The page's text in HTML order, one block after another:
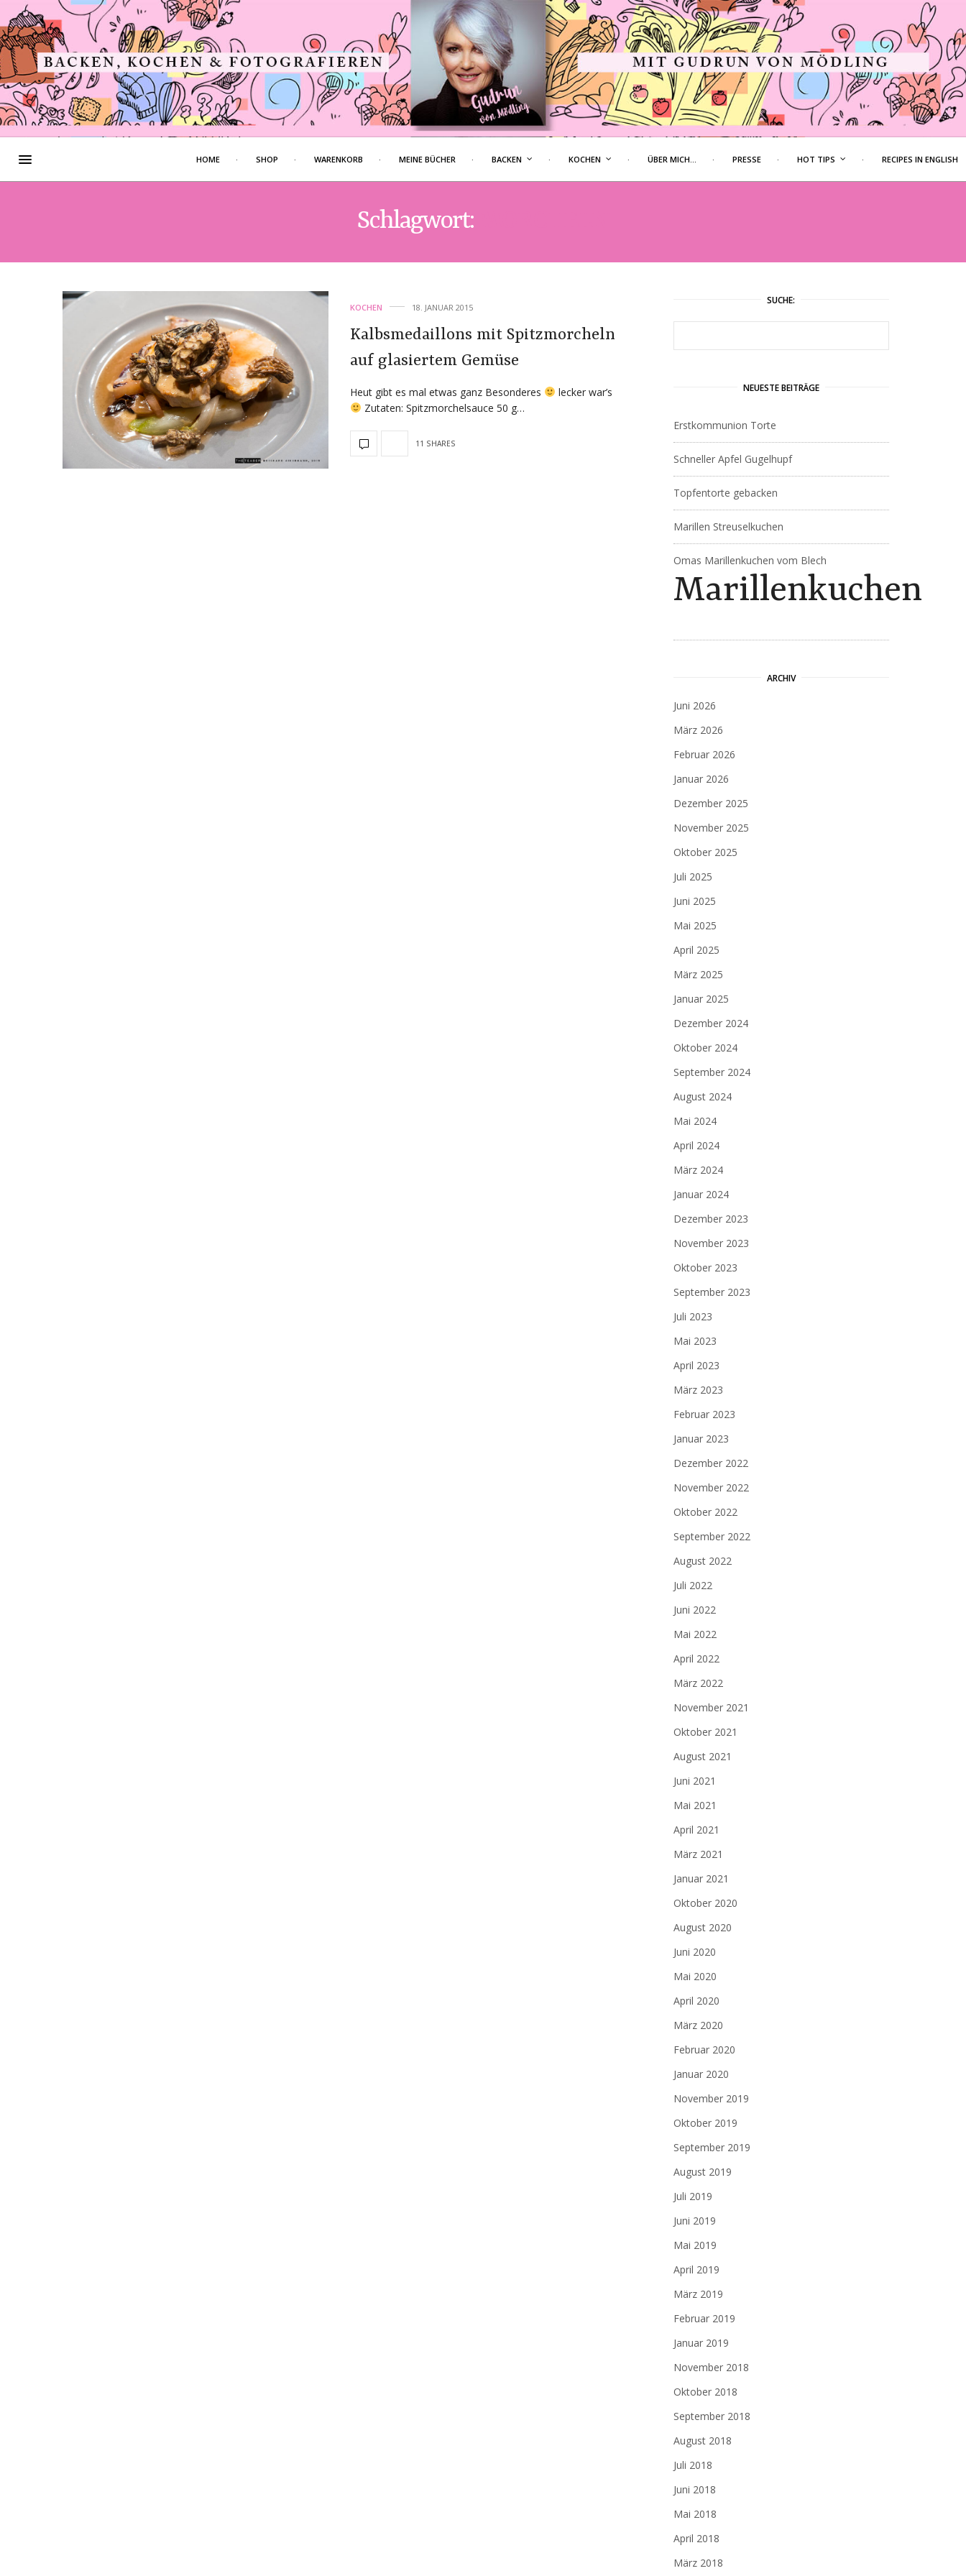
HOME SHOP WARENKORB MEINE BÜCHER BACKEN KOCHEN ÜBER MICH… PRESSE HOT TIPS RECIPES IN ENGLISH
Schlagwort:
KOCHEN 18. JANUAR 2015
Kalbsmedaillons mit Spitzmorcheln
auf glasiertem Gemüse
Heut gibt es mal etwas ganz Besonderes
lecker war’s
Zutaten: Spitzmorchelsauce 50 g…
11 SHARES
SUCHE:
NEUESTE BEITRÄGE
Erstkommunion Torte
Schneller Apfel Gugelhupf
Topfentorte gebacken
Marillen Streuselkuchen
Omas Marillenkuchen vom Blech
Marillenkuchen
ARCHIV
Juni 2026
März 2026
Februar 2026
Januar 2026
Dezember 2025
November 2025
Oktober 2025
Juli 2025
Juni 2025
Mai 2025
April 2025
März 2025
Januar 2025
Dezember 2024
Oktober 2024
September 2024
August 2024
Mai 2024
April 2024
März 2024
Januar 2024
Dezember 2023
November 2023
Oktober 2023
September 2023
Juli 2023
Mai 2023
April 2023
März 2023
Februar 2023
Januar 2023
Dezember 2022
November 2022
Oktober 2022
September 2022
August 2022
Juli 2022
Juni 2022
Mai 2022
April 2022
März 2022
November 2021
Oktober 2021
August 2021
Juni 2021
Mai 2021
April 2021
März 2021
Januar 2021
Oktober 2020
August 2020
Juni 2020
Mai 2020
April 2020
März 2020
Februar 2020
Januar 2020
November 2019
Oktober 2019
September 2019
August 2019
Juli 2019
Juni 2019
Mai 2019
April 2019
März 2019
Februar 2019
Januar 2019
November 2018
Oktober 2018
September 2018
August 2018
Juli 2018
Juni 2018
Mai 2018
April 2018
März 2018